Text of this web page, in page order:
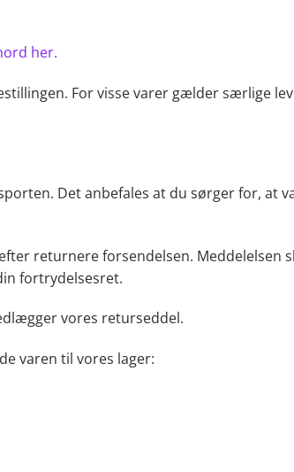
her.
For visse varer gælder særlige
Det anbefales at du sørger for, at
returnere forsendelsen. Meddelelsen
fortrydelsesret.
vores returseddel.
varen til vores lager: